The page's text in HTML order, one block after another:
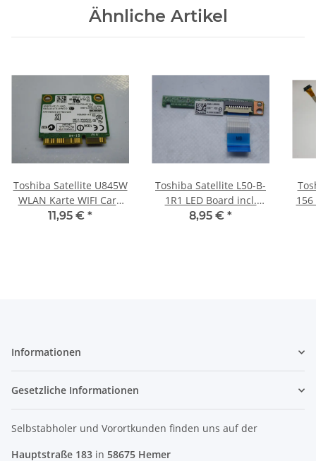
Ähnliche Artikel
Toshiba Satellite U845W
WLAN Karte WIFI Card
2230BNHMW #3769
11,95 € *
Toshiba Satellite L50-B-
1R1 LED Board incl.
Kabel cable
8,95 € *
Informationen
Gesetzliche Informationen
Selbstabholer und Vorortkunden finden uns auf der
Hauptstraße 183 in 58675 Hemer